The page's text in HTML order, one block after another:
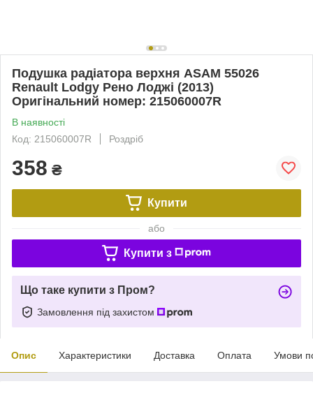
Подушка радіатора верхня ASAM 55026
Renault Lodgy Рено Лоджі (2013)
Оригінальний номер: 215060007R
В наявності
Код: 215060007R
Роздріб
358 ₴
Купити
або
Купити з
Що таке купити з Пром?
Замовлення під захистом
Опис Характеристики Доставка Оплата Умови